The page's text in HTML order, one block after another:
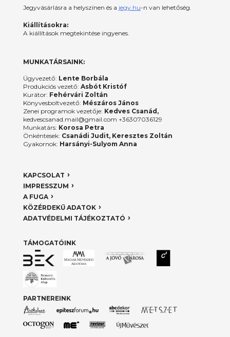
Jegyvásárlásra a helyszínen és a jegy.hu-n van lehetőség.
Kiállításokra:
A kiállítások megtekintése ingyenes.
MUNKATÁRSAINK:
Ügyvezető: Lente Borbála
Produkciós vezető: Asbót Kristóf
Kurátor: Fehérvári Zoltán
Könyvesboltvezető: Mészáros János
Zenei programok vezetője: Kedves Csanád,
kedvescsanad.mail@gmail.com +36307036129
Munkatárs: Korosa Petra
Önkéntesek: Csanádi Judit, Keresztes Zoltán
Gyakornok: Harsányi-Sulyom Anna
KAPCSOLAT
IMPRESSZUM
A FUGA
KÖZÉRDEKŰ ADATOK
ADATVÉDELMI TÁJÉKOZTATÓ
TÁMOGATÓINK
PARTNEREINK